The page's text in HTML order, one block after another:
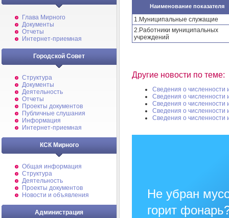
Глава Мирного
Документы
Отчеты
Интернет-приемная
Городской Совет
Структура
Документы
Деятельность
Отчеты
Проекты документов
Публичные слушания
Информация
Интернет-приемная
КСК Мирного
Общая информация
Структура
Деятельность
Проекты документов
Новости и объявления
Администрация
Наименование показателя
1.Муниципальные служащие
2.Работники муниципальных
учреждений
Другие новости по теме:
Сведения о
Сведения о
Сведения о
Сведения о
Сведения о
Не убран
горит